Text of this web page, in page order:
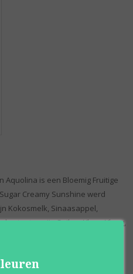
Aquolina is een Bloemig Fruitige
Creamy Sunshine werd
Kokosmelk, Sinaasappel,
zijn Suiker, Ylang-Ylang,
basisnoten zijn Vanille,